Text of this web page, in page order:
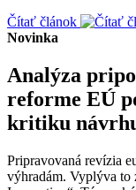
Čítať článok
Novinka
Analýza
reforme EÚ
kritiku
Pripravovaná revízia
výhradám. Vyplýva to